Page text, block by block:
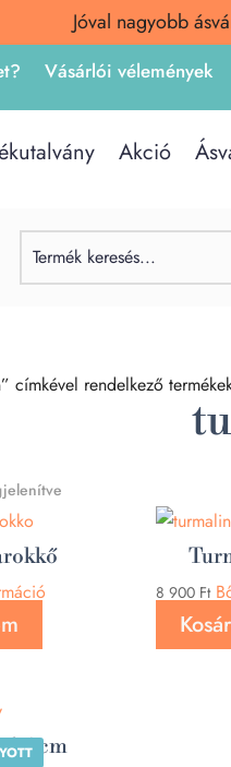
Jóval nagyobb
Vásárlói vélemények
Akció
címkével rendelkező
8 900 Ft
cm